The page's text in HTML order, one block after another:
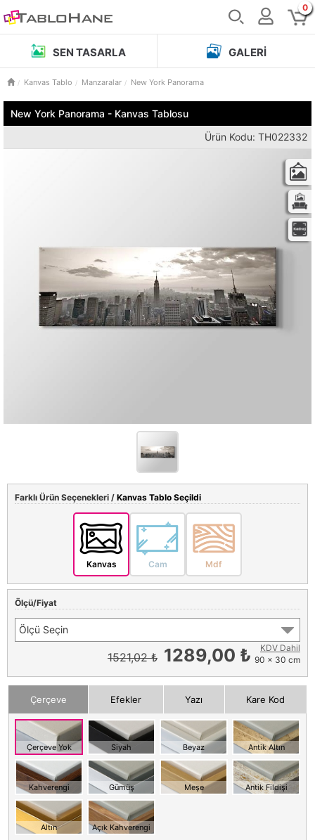
0
SEN TASARLA GALERI
Kanvas Tablo Manzaralar New York Panorama
New York Panorama - Kanvas Tablosu
Ürün Kodu: TH022332
Farklı Ürün Seçenekleri / Kanvas Tablo Seçildi
Kanvas Cam Mdf
Ölçü/Fiyat
Ölçü Seçin
1521,02 ₺ 1289,00 ₺
KDV Dahil
90 x 30 cm
Çerçeve Efekler Yazı Kare Kod
Çerçeve Yok Siyah Beyaz Antik Altın
Kahverengi Gümüş Meşe Antik Fildişi
Altın Açık Kahverengi